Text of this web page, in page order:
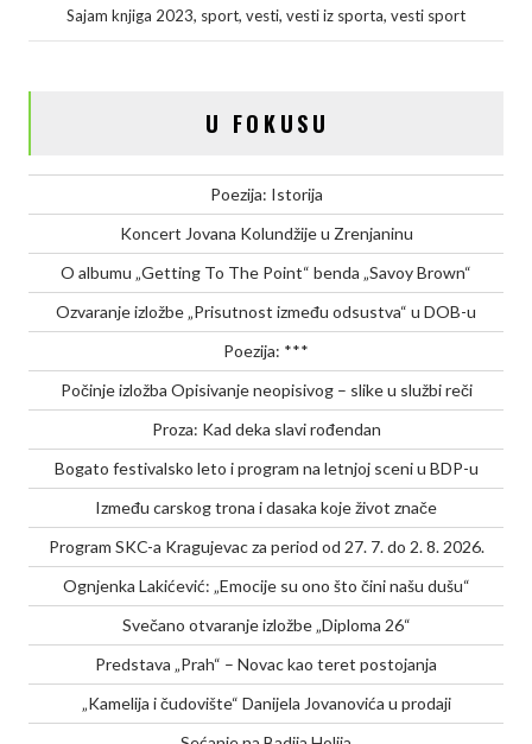
b
t
e
L
k
e
Sajam knjiga 2023, sport, vesti, vesti iz sporta, vesti sport
U FOKUSU
Poezija: Istorija
Koncert Jovana Kolundžije u Zrenjaninu
O albumu „Getting To The Point“ benda „Savoy Brown“
Ozvaranje izložbe „Prisutnost između odsustva“ u DOB-u
Poezija: ***
Počinje izložba Opisivanje neopisivog – slike u službi reči
Proza: Kad deka slavi rođendan
Bogato festivalsko leto i program na letnjoj sceni u BDP-u
Između carskog trona i dasaka koje život znače
Program SKC-a Kragujevac za period od 27. 7. do 2. 8. 2026.
Ognjenka Lakićević: „Emocije su ono što čini našu dušu“
Svečano otvaranje izložbe „Diploma 26“
Predstava „Prah“ – Novac kao teret postojanja
„Kamelija i čudovište“ Danijela Jovanovića u prodaji